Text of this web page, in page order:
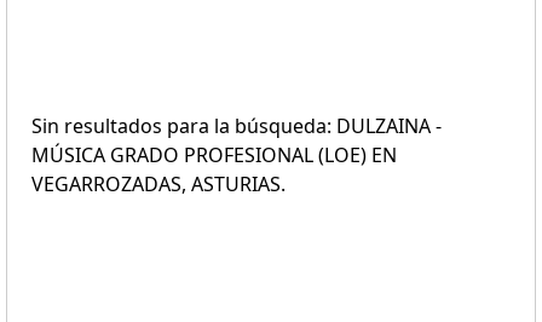
Sin resultados para la búsqueda: DULZAINA -
MÚSICA GRADO PROFESIONAL (LOE) EN
VEGARROZADAS, ASTURIAS.